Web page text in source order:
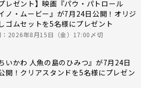
レゼント】映画『パウ・パトロール
ノ・ムービー』が7月24日公開！オリジ
ゴムセットを5名様にプレゼント
：2026年8月15日（金）17:00〆切
いかわ 人魚の島のひみつ』が7月24日
公開！クリアスタンドを5名様にプレゼン